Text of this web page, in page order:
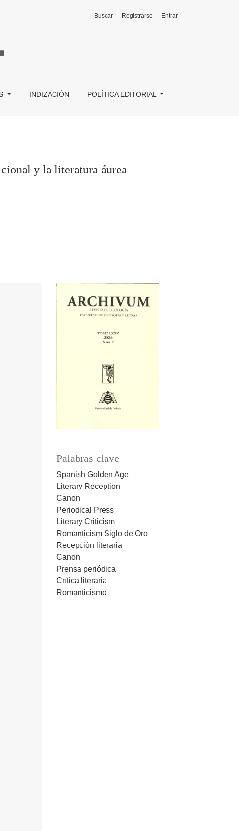
INDIZACIÓN POLÍTICA EDITORIAL
Buscar Registrarse Entrar
y la literatura áurea
Palabras clave
Spanish Golden Age
Literary Reception
Canon
Periodical Press
Literary Criticism
Romanticism Siglo de Oro
Recepción literaria
Canon
Prensa periódica
Crítica literaria
Romanticismo